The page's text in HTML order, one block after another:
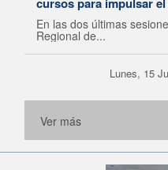
En las dos últimas
Regional de...
Lunes, 15
Ver más